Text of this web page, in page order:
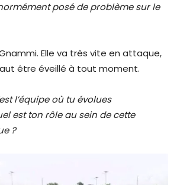
posé de problème sur le
Elle va très vite en attaque,
être éveillé à tout moment.
l’équipe où tu évolues
est ton rôle au sein de cette
?